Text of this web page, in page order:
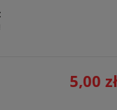
5,00 zł